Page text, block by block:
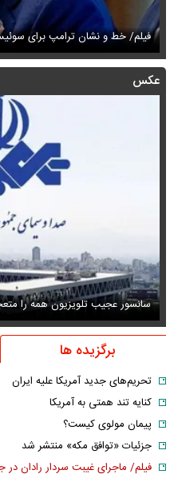
فیلم/ خط و نشان ترامپ برای
عکس
سانسور عجیب تلویزیون همه را
برگزیده ها
تحریم‌های جدید آمریکا علیه ایران
کنایه تند همتی به آمریکا
پیمان مولوی کیست؟
جزئیات «توافق مکه» منتشر شد
فیلم/ ماجرای غیبت سردار رادان